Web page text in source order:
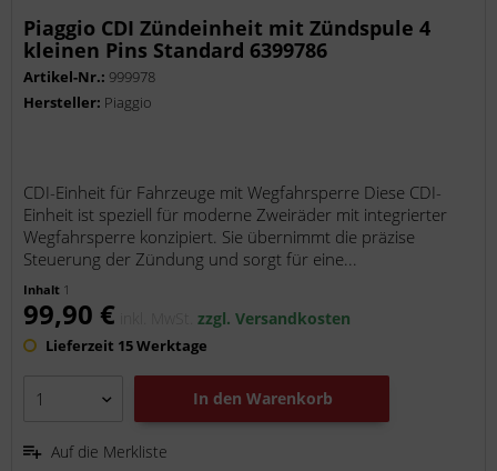
Piaggio CDI Zündeinheit mit Zündspule 4
kleinen Pins Standard 6399786
Artikel-Nr.: 999978
Hersteller: Piaggio
CDI-Einheit für Fahrzeuge mit Wegfahrsperre Diese CDI-
Einheit ist speziell für moderne Zweiräder mit integrierter
Wegfahrsperre konzipiert. Sie übernimmt die präzise
Steuerung der Zündung und sorgt für eine...
Inhalt 1
99,90 € inkl. MwSt.zzgl. Versandkosten
Lieferzeit 15 Werktage
In den Warenkorb
Auf die Merkliste